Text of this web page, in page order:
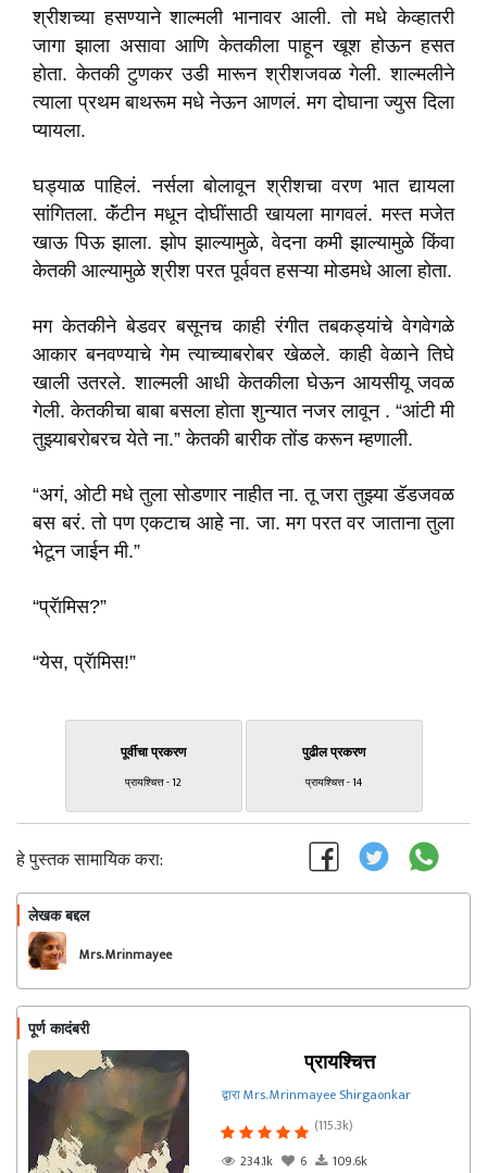
श्रीशच्या हसण्याने शाल्मली भानावर आली. तो मधे केव्हातरी
जागा झाला असावा आणि केतकीला पाहून खूश होऊन हसत
होता. केतकी टुणकर उडी मारून श्रीशजवळ गेली. शाल्मलीने
त्याला प्रथम बाथरूम मधे नेऊन आणलं. मग दोघाना ज्युस दिला
प्यायला.
घड्याळ पाहिलं. नर्सला बोलावून श्रीशचा वरण भात द्यायला
सांगितला. कॅंटीन मधून दोघींसाठी खायला मागवलं. मस्त मजेत
खाऊ पिऊ झाला. झोप झाल्यामुळे, वेदना कमी झाल्यामुळे किंवा
केतकी आल्यामुळे श्रीश परत पूर्ववत हसऱ्या मोडमधे आला होता.
मग केतकीने बेडवर बसूनच काही रंगीत तबकड्यांचे वेगवेगळे
आकार बनवण्याचे गेम त्याच्याबरोबर खेळले. काही वेळाने तिघे
खाली उतरले. शाल्मली आधी केतकीला घेऊन आयसीयू जवळ
गेली. केतकीचा बाबा बसला होता शुन्यात नजर लावून . “आंटी मी
तुझ्याबरोबरच येते ना.” केतकी बारीक तोंड करून म्हणाली.
“अगं, ओटी मधे तुला सोडणार नाहीत ना. तू जरा तुझ्या डॅडजवळ
बस बरं. तो पण एकटाच आहे ना. जा. मग परत वर जाताना तुला
भेटून जाईन मी.”
“प्रॅामिस?”
“येस, प्रॅामिस!”
पूर्वीचा प्रकरण
प्रायश्चित्त - 12
पुढील प्रकरण
प्रायश्चित्त - 14
हे पुस्तक सामायिक करा:
लेखक बद्दल
Mrs. Mrinmayee
Shirgaonkar
पूर्ण कादंबरी
प्रायश्चित्त
द्वारा Mrs. Mrinmayee Shirgaonkar
(115.3k)
234.1k
6 109.6k